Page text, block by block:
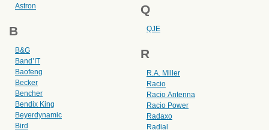
Astron
B
B&G
Band’IT
Baofeng
Becker
Bencher
Bendix King
Beyerdynamic
Bird
Q
QJE
R
R.A. Miller
Racio
Racio Antenna
Racio Power
Radaxo
Radial